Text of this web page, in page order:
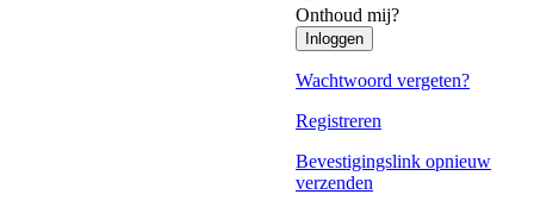
Onthoud mij?
Inloggen
Wachtwoord vergeten?
Registreren
Bevestigingslink opnieuw
verzenden